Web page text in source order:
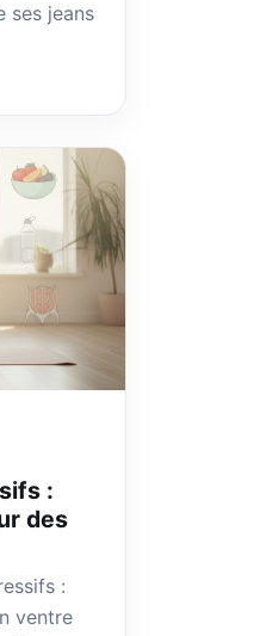
ses jeans
:
des
:
ventre